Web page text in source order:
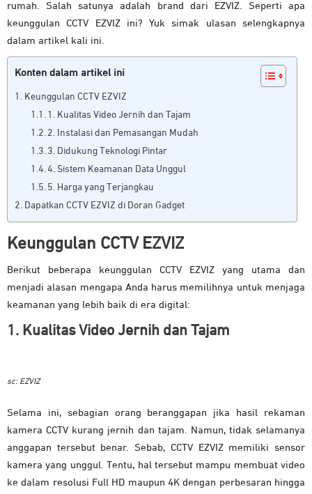
rumah. Salah satunya adalah brand dari EZVIZ. Seperti apa
keunggulan CCTV EZVIZ ini? Yuk simak ulasan selengkapnya
dalam artikel kali ini.
Konten dalam artikel ini
Keunggulan CCTV EZVIZ
1. Kualitas Video Jernih dan Tajam
2. Instalasi dan Pemasangan Mudah
3. Didukung Teknologi Pintar
4. Sistem Keamanan Data Unggul
5. Harga yang Terjangkau
Dapatkan CCTV EZVIZ di Doran Gadget
Keunggulan CCTV EZVIZ
Berikut beberapa keunggulan CCTV EZVIZ yang utama dan
menjadi alasan mengapa Anda harus memilihnya untuk menjaga
keamanan yang lebih baik di era digital:
1. Kualitas Video Jernih dan Tajam
sc: EZVIZ
Selama ini, sebagian orang beranggapan jika hasil rekaman
kamera CCTV kurang jernih dan tajam. Namun, tidak selamanya
anggapan tersebut benar. Sebab, CCTV EZVIZ memiliki sensor
kamera yang unggul. Tentu, hal tersebut mampu membuat video
ke dalam resolusi Full HD maupun 4K dengan perbesaran hingga